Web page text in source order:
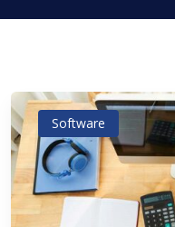
Software